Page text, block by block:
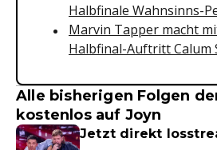
Halbfinale Wahnsinns-
Marvin Tapper macht
Halbfinal-Auftritt Calum
Alle bisherigen Folgen
kostenlos auf Joyn
Jetzt direkt